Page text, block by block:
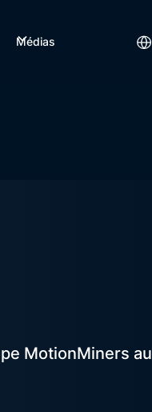
Médias
MotionMiners